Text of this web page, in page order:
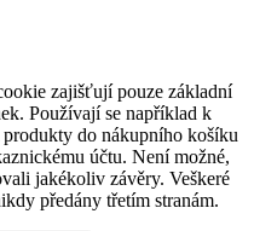
zajišťují pouze základní
Používají se například k
do nákupního košíku
účtu. Není možné,
jakékoliv závěry. Veškeré
předány třetím stranám.